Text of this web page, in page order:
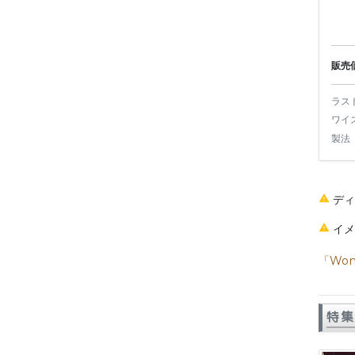
販売
ラス
ワイ
製法
デ
イ
「
特集